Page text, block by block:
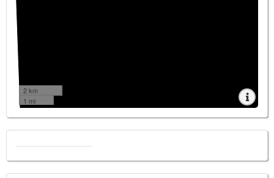
2 km
1 mi